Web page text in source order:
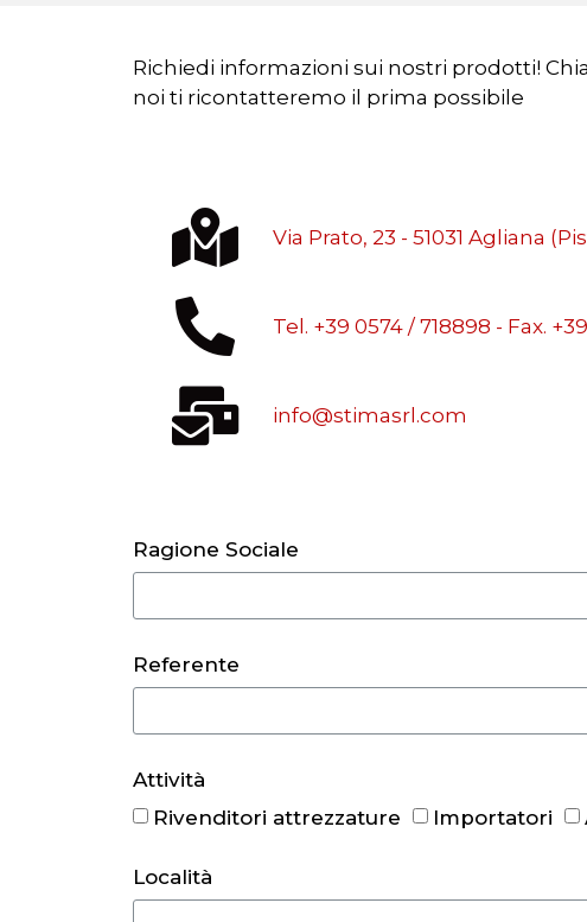
Richiedi informazioni sui nostri prodotti!
noi ti ricontatteremo il prima possibile
Via Prato, 23 - 51031 Agliana
Tel. +39 0574 / 718898 - Fax.
info@stimasrl.com
Ragione Sociale
Referente
Attività
Rivenditori attrezzature
Importatori
Località